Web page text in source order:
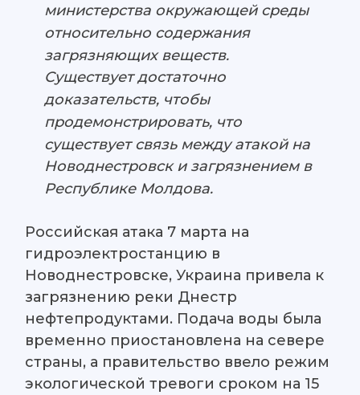
министерства окружающей среды
относительно содержания
загрязняющих веществ.
Существует достаточно
доказательств, чтобы
продемонстрировать, что
существует связь между атакой на
Новоднестровск и загрязнением в
Республике Молдова.
Российская атака 7 марта на
гидроэлектростанцию в
Новоднестровске, Украина привела к
загрязнению реки Днестр
нефтепродуктами. Подача воды была
временно приостановлена на севере
страны, а правительство ввело режим
экологической тревоги сроком на 15